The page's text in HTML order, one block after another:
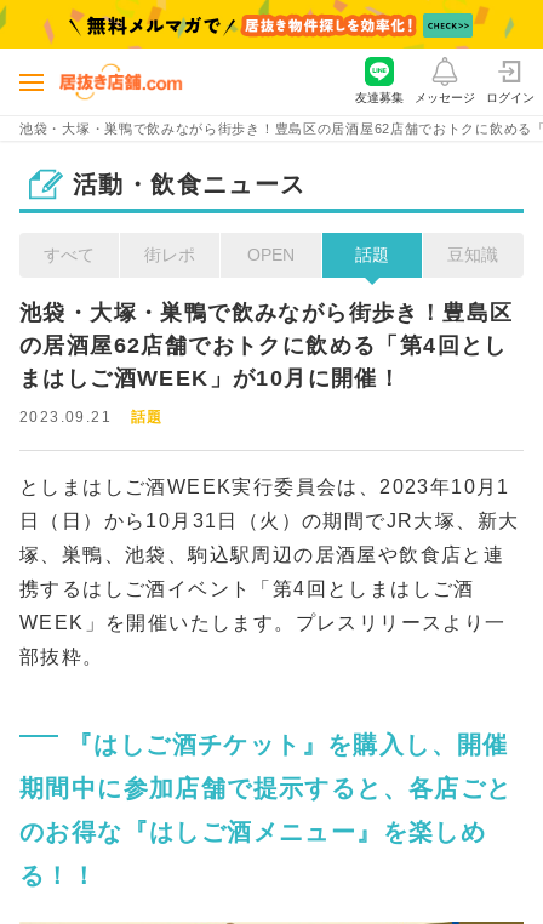
池袋・大塚・巣鴨で飲みながら街歩き！豊島区の居酒屋62店舗でおトクに飲める
友達募集 メッセージ ログイン
活動・飲食ニュース
すべて 街レポ OPEN 話題 豆知識
池袋・大塚・巣鴨で飲みながら街歩き！豊島区
の居酒屋62店舗でおトクに飲める「第4回とし
まはしご酒WEEK」が10月に開催！
2023.09.21 話題
としまはしご酒WEEK実行委員会は、2023年10月1
日（日）から10月31日（火）の期間でJR大塚、新大
塚、巣鴨、池袋、駒込駅周辺の居酒屋や飲食店と連
携するはしご酒イベント「第4回としまはしご酒
WEEK」を開催いたします。プレスリリースより一
部抜粋。
『はしご酒チケット』を購入し、開催
期間中に参加店舗で提示すると、各店ごと
のお得な『はしご酒メニュー』を楽しめ
る！！